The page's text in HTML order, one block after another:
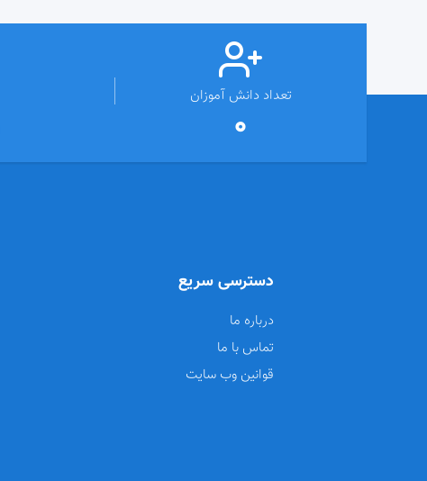
تعداد دانش آموزان
0
دسترسی سریع
درباره ما
تماس با ما
قوانین وب سایت